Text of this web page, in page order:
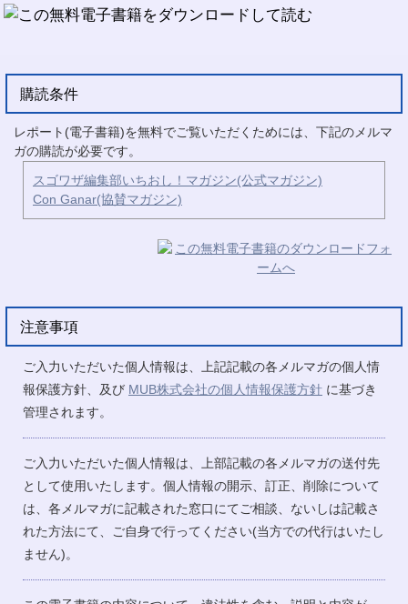
購読条件
レポート(電子書籍)を無料でご覧いただくためには、下記のメルマ
ガの購読が必要です。
スゴワザ編集部いちおし！マガジン(公式マガジン)
Con Ganar(協賛マガジン)
注意事項
ご入力いただいた個人情報は、上記記載の各メルマガの個人情
報保護方針、及び MUB株式会社の個人情報保護方針 に基づき
管理されます。
ご入力いただいた個人情報は、上部記載の各メルマガの送付先
として使用いたします。個人情報の開示、訂正、削除について
は、各メルマガに記載された窓口にてご相談、ないしは記載さ
れた方法にて、ご自身で行ってください(当方での代行はいたし
ません)。